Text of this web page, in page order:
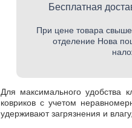
Бесплатная
При цене товара свыше
отделение Нова
Для максимального удобства
ковриков с учетом
удерживают загрязнения и